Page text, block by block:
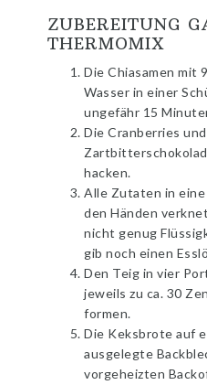
ZUBEREITUNG
THERMOMIX
Die Chiasamen mit
Wasser in einer
ungefähr 15
Die Cranberries
hacken.
Alle Zutaten in
den Händen
nicht genug
gib noch einen
Den Teig in vier
jeweils zu ca. 30
formen.
Die Keksbrote auf
ausgelegte
vorgeheizten